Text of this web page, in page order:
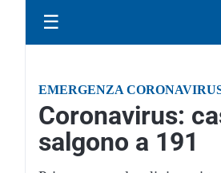
☰
EMERGENZA
Coronavirus:
salgono a 191